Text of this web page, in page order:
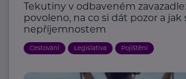
Tekutiny v odbaveném
povoleno, na co si dát pozor a
nepříjemnostem
Cestování Legislativa Pojištění